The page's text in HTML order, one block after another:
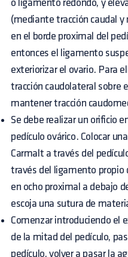
o ligamento redondo, y
(mediante tracción caudal
en el borde proximal del
entonces el ligamento
exteriorizar el ovario. Para
tracción caudolateral sobre
mantener tracción
Se debe realizar un orificio
pedículo ovárico. Colocar
Carmalt a través del
través del ligamento propio
en ocho proximal a debajo
escoja una sutura de
Comenzar introduciendo el
de la mitad del pedículo,
pedículo, volver a pasar la